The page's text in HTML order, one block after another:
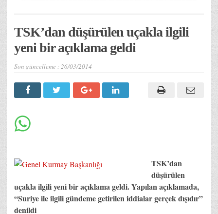
TSK’dan düşürülen uçakla ilgili
yeni bir açıklama geldi
Son güncelleme :26/03/2014
TSK’dan
düşürülen
uçakla ilgili yeni bir açıklama geldi. Yapılan açıklamada,
“Suriye ile ilgili gündeme getirilen iddialar gerçek dışıdır”
denildi